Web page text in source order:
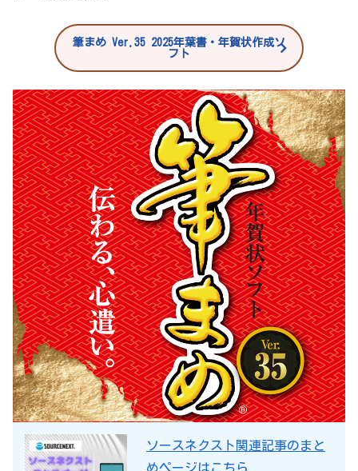
筆まめ Ver.35 2025年葉書・年賀状作成ソ
フト
ソースネクスト関連記事のまと
めページはこちら